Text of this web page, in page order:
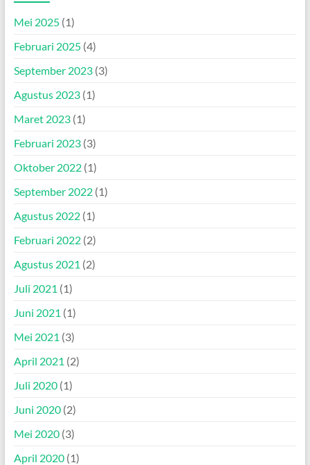
Mei 2025(1)
Februari 2025(4)
September 2023(3)
Agustus 2023(1)
Maret 2023(1)
Februari 2023(3)
Oktober 2022(1)
September 2022(1)
Agustus 2022(1)
Februari 2022(2)
Agustus 2021 (2)
Juli 2021 (1)
Juni 2021 (1)
Mei 2021 (3)
April 2021 (2)
Juli 2020(1)
Juni 2020(2)
Mei 2020(3)
April 2020(1)